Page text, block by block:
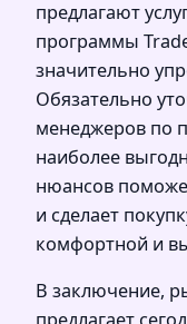
предлагают
программы
значительно
Обязательно
менеджеров по
наиболее
нюансов
и сделает
комфортной и
В заключение,